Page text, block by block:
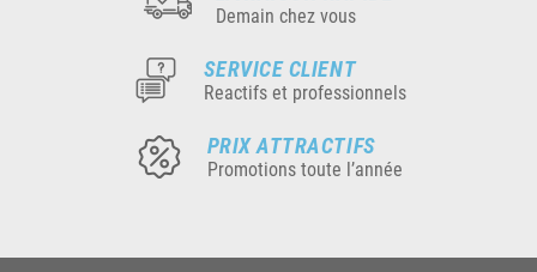
Demain chez vous
SERVICE CLIENT
Reactifs et professionnels
PRIX ATTRACTIFS
Promotions toute l’année